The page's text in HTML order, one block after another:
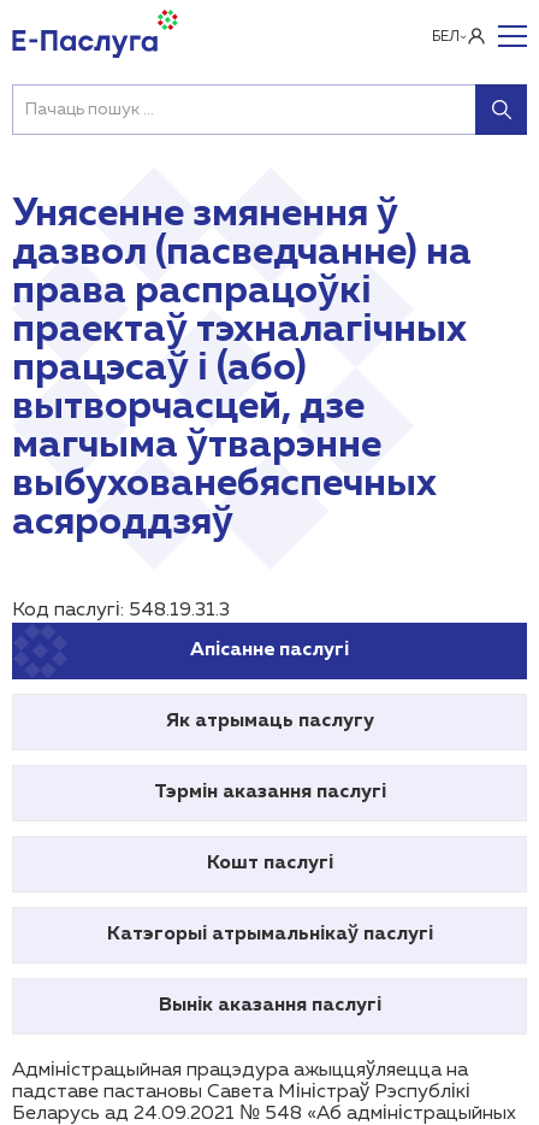
БЕЛ
Унясенне змянення ў
дазвол (пасведчанне) на
права распрацоўкі
праектаў тэхналагічных
працэсаў і (або)
вытворчасцей, дзе
магчыма ўтварэнне
выбухованебяспечных
асяроддзяў
Код паслугі: 548.19.31.3
Апісанне паслугі
Як атрымаць паслугу
Тэрмін аказання паслугі
Кошт паслугі
Катэгорыі атрымальнікаў паслугі
Вынік аказання паслугі
Адміністрацыйная працэдура ажыццяўляецца на
падставе пастановы Савета Міністраў Рэспублікі
Беларусь ад 24.09.2021 № 548 «Аб адміністрацыйных